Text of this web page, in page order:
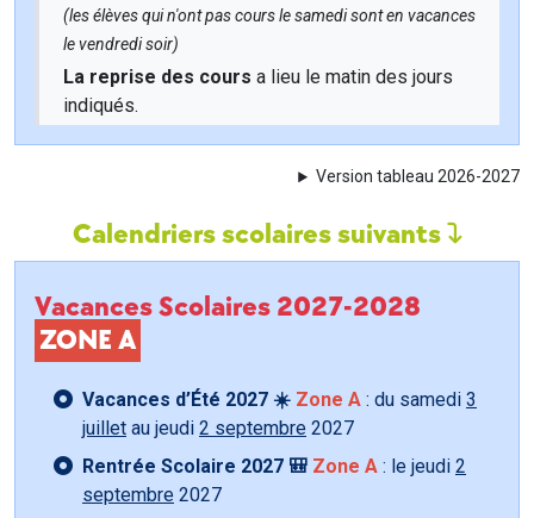
(les élèves qui n'ont pas cours le samedi sont en vacances
le vendredi soir)
La reprise des cours a lieu le matin des jours
indiqués.
Version tableau 2026-2027
Calendriers scolaires suivants
Vacances Scolaires 2027-2028
ZONE A
Vacances d’Été 2027 ☀️ Zone A : du samedi 3
juillet au jeudi 2 septembre 2027
Rentrée Scolaire 2027 🎒 Zone A : le jeudi 2
septembre 2027